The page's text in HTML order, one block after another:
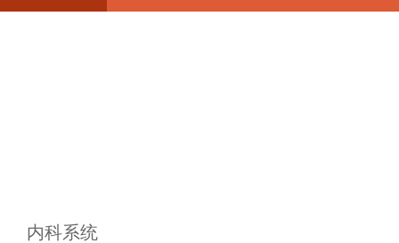
内科系统